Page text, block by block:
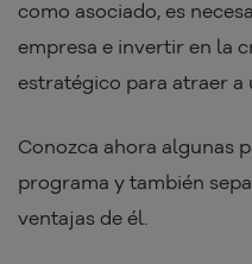
como asociado, es
empresa e invertir en la
estratégico para atraer
Conozca ahora algunas
programa y también
ventajas de él.